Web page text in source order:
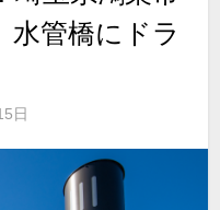
水管橋にドラ
日